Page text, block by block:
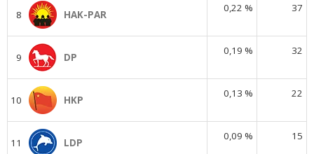
8 HAK-PAR
0,22 % 37
9 DP
0,19 % 32
10 HKP
0,13 % 22
11 LDP
0,09 % 15